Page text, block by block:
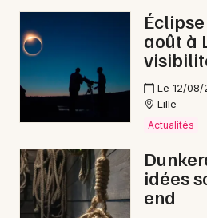
Concerts
Sports
Soirées
Sorties famille
Expos
Sorties & loisirs
Nice
Paris
Strasbourg
Toulouse
août à
Le 12/08/
Lille
Actualités
idées
end